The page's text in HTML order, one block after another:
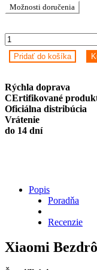
Možnosti doručenia
Xiaomi
Bezdrôtová
myš
EU
BHR8912GL
quantity
Pridať do košíka
Rýchla doprava
CErtifikované
Oficiálna distribúcia
Vrátenie
do 14 dní
Popis
Poradňa
Recenzie
Xiaomi